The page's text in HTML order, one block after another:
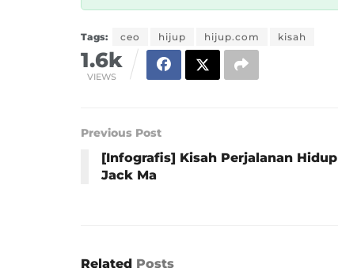
Tags: ceo hijup hijup.com kisah
1.6k
VIEWS
Previous Post
[Infografis] Kisah Perjalanan Hidup
Jack Ma
Related Posts